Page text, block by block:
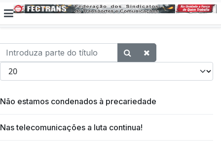
Introduza parte do título
Qtd. a exibir
Não estamos condenados à precariedade
Nas telecomunicações a luta continua!